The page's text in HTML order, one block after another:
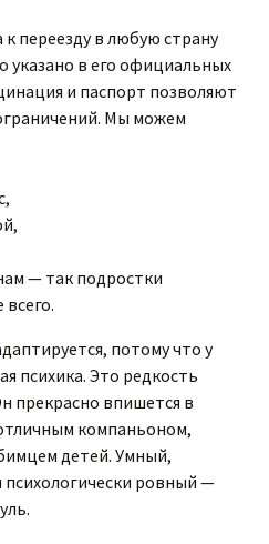
переезду в любую страну
указано в его официальных
и паспорт позволяют
Мы можем
— так подростки
потому что у
психика. Это редкость
прекрасно впишется в
компаньоном,
детей. Умный,
ровный —